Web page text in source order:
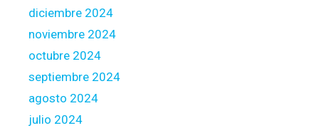
diciembre 2024
noviembre 2024
octubre 2024
septiembre 2024
agosto 2024
julio 2024